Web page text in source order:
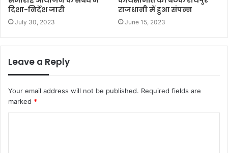
दिशा-निर्देश जारी
July 30, 2023
राजधानी में हुआ संपन्न
June 15, 2023
Leave a Reply
Your email address will not be published. Required fields are
marked *